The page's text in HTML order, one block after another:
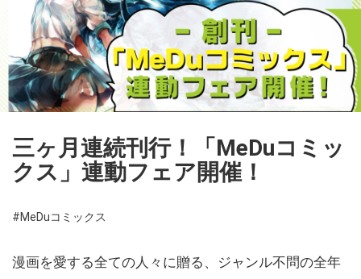
三ヶ月連続刊行！「MeDuコミッ
クス」連動フェア開催！
#MeDuコミックス
漫画を愛する全ての人々に贈る、ジャンル不問の全年